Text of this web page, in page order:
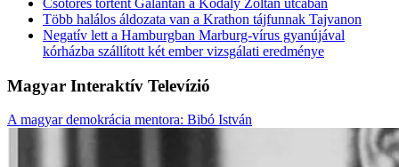
Több halálos áldozata van a Krathon tájfunnak Tajvanon
Negatív lett a Hamburgban Marburg-vírus gyanújával
kórházba szállított két ember vizsgálati eredménye
Magyar Interaktív Televízió
A magyar demokrácia mentora: Bibó István